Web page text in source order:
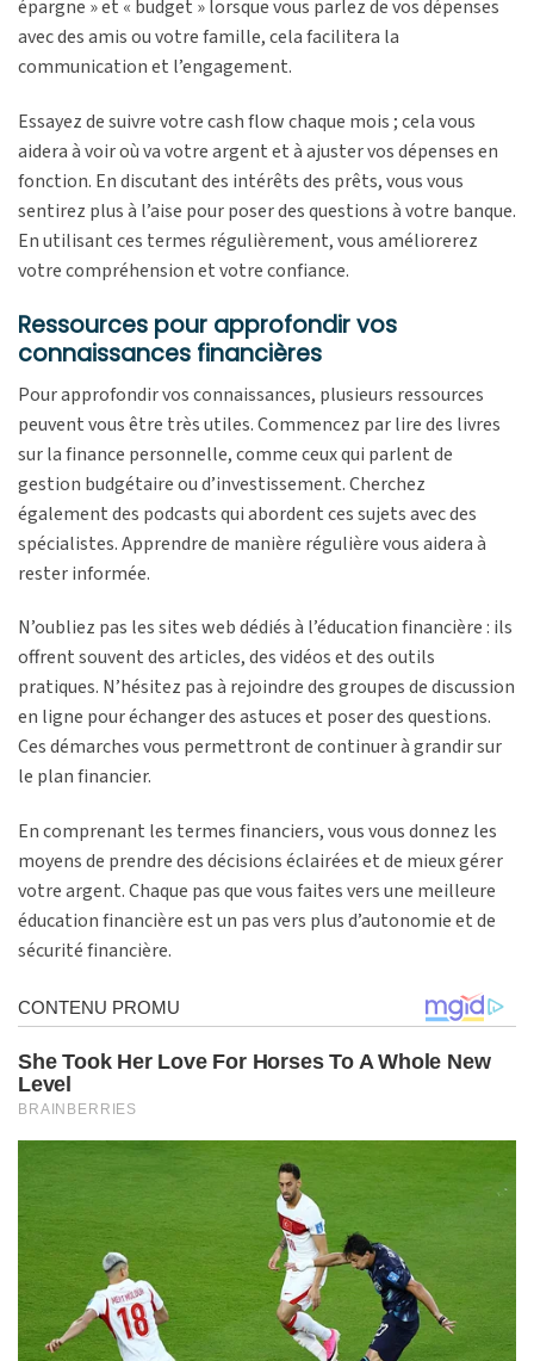
épargne » et « budget » lorsque vous parlez de vos dépenses
avec des amis ou votre famille, cela facilitera la
communication et l’engagement.
Essayez de suivre votre cash flow chaque mois ; cela vous
aidera à voir où va votre argent et à ajuster vos dépenses en
fonction. En discutant des intérêts des prêts, vous vous
sentirez plus à l’aise pour poser des questions à votre banque.
En utilisant ces termes régulièrement, vous améliorerez
votre compréhension et votre confiance.
Ressources pour approfondir vos
connaissances financières
Pour approfondir vos connaissances, plusieurs ressources
peuvent vous être très utiles. Commencez par lire des livres
sur la finance personnelle, comme ceux qui parlent de
gestion budgétaire ou d’investissement. Cherchez
également des podcasts qui abordent ces sujets avec des
spécialistes. Apprendre de manière régulière vous aidera à
rester informée.
N’oubliez pas les sites web dédiés à l’éducation financière : ils
offrent souvent des articles, des vidéos et des outils
pratiques. N’hésitez pas à rejoindre des groupes de discussion
en ligne pour échanger des astuces et poser des questions.
Ces démarches vous permettront de continuer à grandir sur
le plan financier.
En comprenant les termes financiers, vous vous donnez les
moyens de prendre des décisions éclairées et de mieux gérer
votre argent. Chaque pas que vous faites vers une meilleure
éducation financière est un pas vers plus d’autonomie et de
sécurité financière.